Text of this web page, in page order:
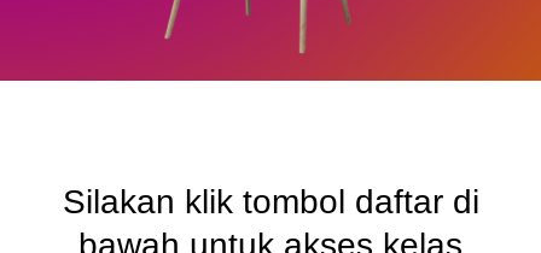
Silakan klik tombol daftar di
bawah untuk akses kelas